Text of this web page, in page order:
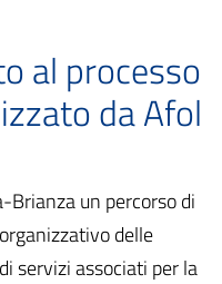
al processo
da Afol
Brianza un percorso di
delle
servizi associati per la